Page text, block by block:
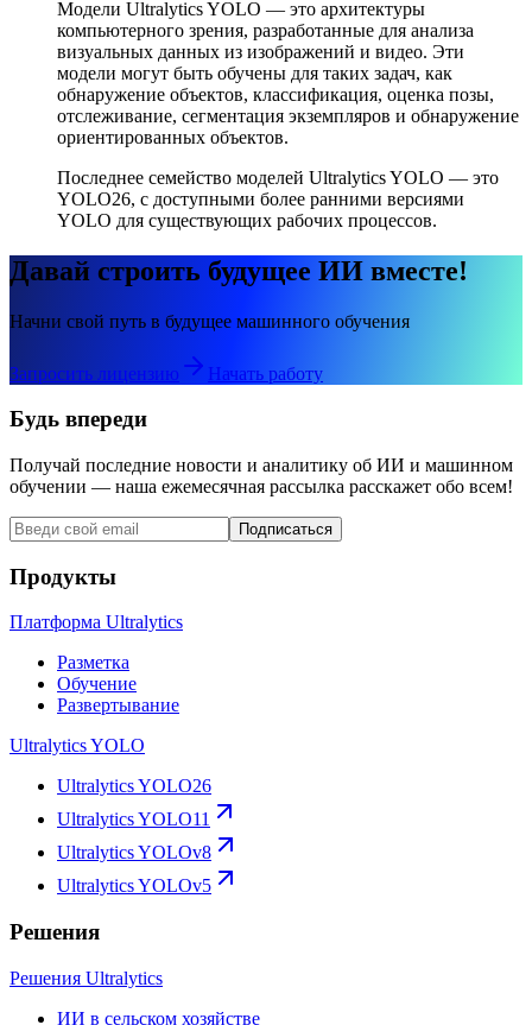
Модели Ultralytics YOLO — это архитектуры
компьютерного зрения, разработанные для анализа
визуальных данных из изображений и видео. Эти
модели могут быть обучены для таких задач, как
обнаружение объектов, классификация, оценка позы,
отслеживание, сегментация экземпляров и обнаружение
ориентированных объектов.
Последнее семейство моделей Ultralytics YOLO — это
YOLO26, с доступными более ранними версиями
YOLO для существующих рабочих процессов.
Давай строить будущее ИИ вместе!
Начни свой путь в будущее машинного обучения
Запросить лицензию Начать работу
Будь впереди
Получай последние новости и аналитику об ИИ и машинном
обучении — наша ежемесячная рассылка расскажет обо всем!
Подписаться
Продукты
Платформа Ultralytics
Разметка
Обучение
Развертывание
Ultralytics YOLO
Ultralytics YOLO26
Ultralytics YOLO11
Ultralytics YOLOv8
Ultralytics YOLOv5
Решения
Решения Ultralytics
ИИ в сельском хозяйстве